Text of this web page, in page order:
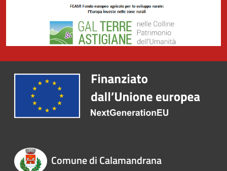
Comune di Calamandrana